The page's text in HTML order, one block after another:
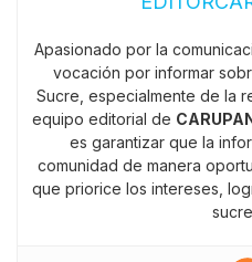
Apasionado por la
vocación por informar
Sucre, especialmente de la
equipo editorial de
es garantizar que la
comunidad de manera
que priorice los intereses,